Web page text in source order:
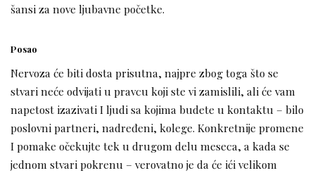
šansi za nove ljubavne početke.
Posao
Nervoza će biti dosta prisutna, najpre zbog toga što se
stvari neće odvijati u pravcu koji ste vi zamislili, ali će vam
napetost izazivati I ljudi sa kojima budete u kontaktu – bilo
poslovni partneri, nadređeni, kolege. Konkretnije promene
I pomake očekujte tek u drugom delu meseca, a kada se
jednom stvari pokrenu – verovatno je da će ići velikom